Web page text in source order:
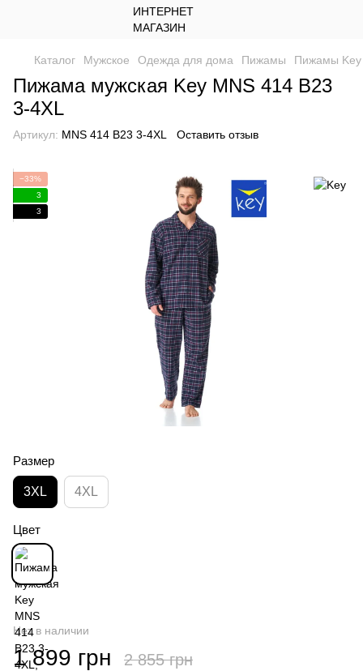
Каталог Мужское Одежда для дома Пижамы Пижамы Key
Пижама мужская Key MNS 414 B23
3-4XL
Артикул: MNS 414 B23 3-4XL Оставить отзыв
−33%
3
3
Размер
3XL 4XL
Цвет
Нет в наличии
1 899 грн 2 855 грн